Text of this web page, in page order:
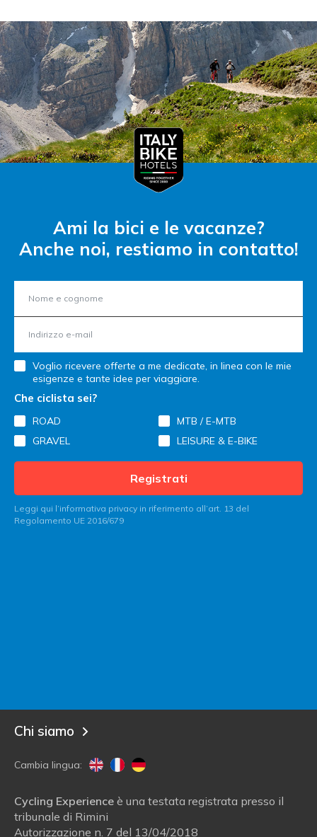
Ami la bici e le vacanze?
Anche noi, restiamo in contatto!
Voglio ricevere offerte a me dedicate, in linea con le mie
esigenze e tante idee per viaggiare.
Che ciclista sei?
ROAD
MTB / E-MTB
GRAVEL
LEISURE & E-BIKE
Registrati
Leggi qui l’informativa privacy in riferimento all’art. 13 del
Regolamento UE 2016/679
Chi siamo
Cambia lingua:
Cycling Experience è una testata registrata presso il
tribunale di Rimini
Autorizzazione n. 7 del 13/04/2018